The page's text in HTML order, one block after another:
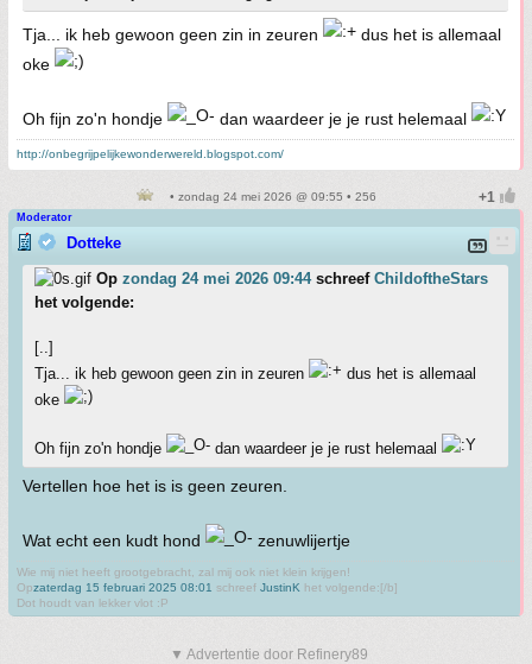
Tja... ik heb gewoon geen zin in zeuren
dus het is allemaal
oke
Oh fijn zo'n hondje dan waardeer je je rust helemaal
http://onbegrijpelijkewonderwereld.blogspot.com/
• zondag 24 mei 2026 @ 09:55 • 256
Moderator
Dotteke
Op zondag 24 mei 2026 09:44schreef ChildoftheStars
het volgende:
[..]
Tja... ik heb gewoon geen zin in zeuren
dus het is allemaal
oke
Oh fijn zo'n hondje dan waardeer je je rust helemaal
Vertellen hoe het is is geen zeuren.
Wat echt een kudt hond zenuwlijertje
Wie mij niet heeft grootgebracht, zal mij ook niet klein krijgen!
Opzaterdag 15 februari 2025 08:01 schreef JustinK het volgende:[/b]
Dot houdt van lekker vlot :P
▼ Advertentie door Refinery89